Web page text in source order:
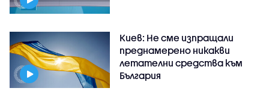
Киев: Не сме изпращали
преднамерено никакви
летателни средства към
България